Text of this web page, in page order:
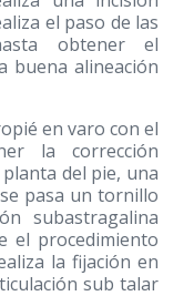
el paso de las
obtener el
buena alineación
en varo con el
la corrección
del pie, una
pasa un tornillo
subastragalina
el procedimiento
la fijación en
sub talar